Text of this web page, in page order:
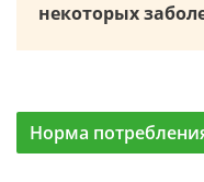
некоторых
Норма